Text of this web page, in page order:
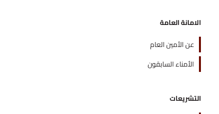
الامانة العامة
عن الأمين العام
الأمناء السابقون
التشريعات